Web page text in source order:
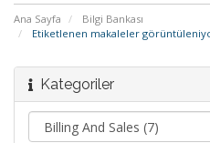
Ana Sayfa
Bilgi Bankası
Etiketlenen makaleler
Kategoriler